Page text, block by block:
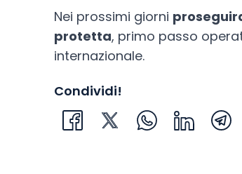
Nei prossimi giorni
protetta, primo passo
internazionale.
Condividi!